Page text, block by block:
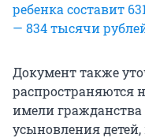
ребенка составит
— 834 тысячи
Документ также
распространяются
имели
усыновления